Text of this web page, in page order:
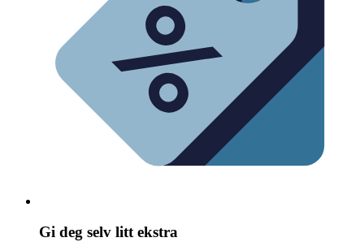
Gi deg selv litt ekstra